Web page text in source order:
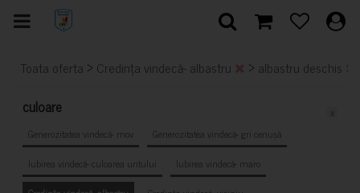
Toata oferta > Credința vindecă- albastru > albastru deschis
culoare
Generozitatea vindecă- mov
Generozitatea vindecă- gri cenușă
Iubirea vindecă- culoarea untului
Iubirea vindecă- maro